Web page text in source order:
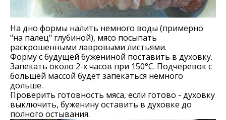
На дно формы налить немного воды (примерно
"на палец" глубиной), мясо посыпать
раскрошенными лавровыми листьями.
Форму с будущей бужениной поставить в духовку.
Запекать около 2-х часов при 150°С. Подчеревок с
большей массой будет запекаться немного
дольше.
Проверить готовность мяса, если готово - духовку
выключить, буженину оставить в духовке до
полного остывания.